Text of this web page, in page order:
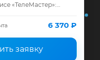
«ТелеМастер»:
гарантия до 126 370 ₽
заявку